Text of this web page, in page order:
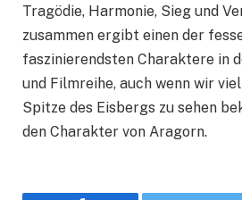
Tragödie, Harmonie, Sieg und
zusammen ergibt einen der
faszinierendsten Charaktere in
und Filmreihe, auch wenn wir
Spitze des Eisbergs zu sehen
den Charakter von Aragorn.